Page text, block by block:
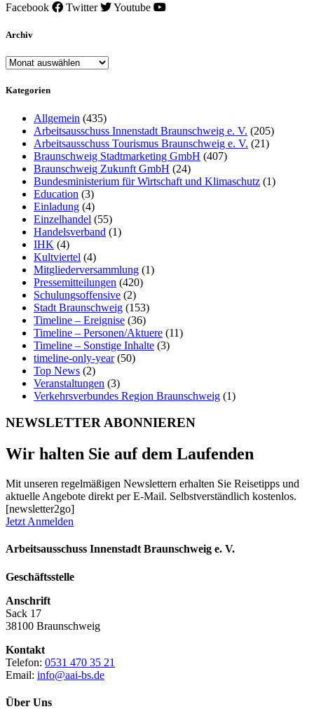
Facebook Twitter Youtube
Archiv
Archiv
Kategorien
Allgemein (435)
Arbeitsausschuss Innenstadt Braunschweig e. V. (205)
Arbeitsausschuss Tourismus Braunschweig e. V. (21)
Braunschweig Stadtmarketing GmbH (407)
Braunschweig Zukunft GmbH (24)
Bundesministerium für Wirtschaft und Klimaschutz (1)
Education (3)
Einladung (4)
Einzelhandel (55)
Handelsverband (1)
IHK (4)
Kultviertel (4)
Mitgliederversammlung (1)
Pressemitteilungen (420)
Schulungsoffensive (2)
Stadt Braunschweig (153)
Timeline – Ereignise (36)
Timeline – Personen/Aktuere (11)
Timeline – Sonstige Inhalte (3)
timeline-only-year(50)
Top News (2)
Veranstaltungen (3)
Verkehrsverbundes Region Braunschweig (1)
NEWSLETTER ABONNIEREN
Wir halten Sie auf dem Laufenden
Mit unseren regelmäßigen Newslettern erhalten Sie Reisetipps und
aktuelle Angebote direkt per E-Mail. Selbstverständlich kostenlos.
[newsletter2go]
Jetzt Anmelden
Arbeitsausschuss Innenstadt Braunschweig e. V.
Geschäftsstelle
Anschrift
Sack 17
38100 Braunschweig
Kontakt
Telefon: 0531 470 35 21
Email: info@aai-bs.de
Über Uns